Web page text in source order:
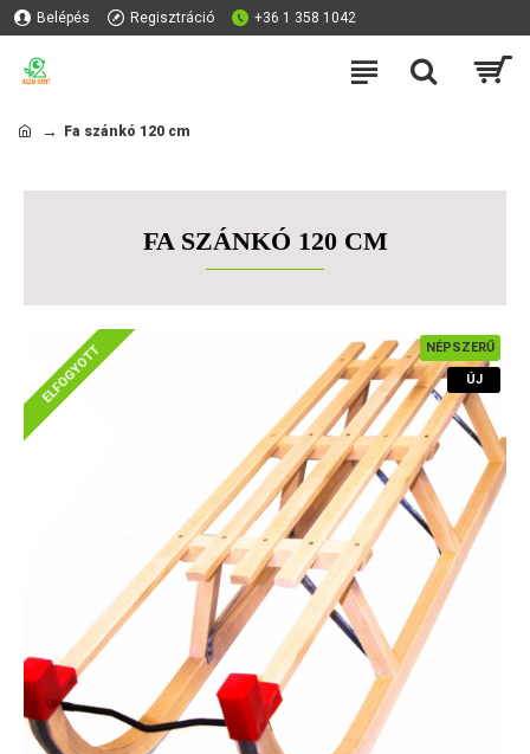
Belépés Regisztráció +36 1 358 1042
Fa szánkó 120 cm
FA SZÁNKÓ 120 CM
NÉPSZERŰ
ÚJ
ELFOGYOTT